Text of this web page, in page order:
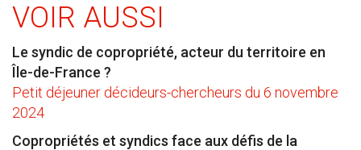
VOIR AUSSI
Le syndic de copropriété, acteur du territoire en
Île-de-France ?
Petit déjeuner décideurs-chercheurs du 6 novembre
2024
Copropriétés et syndics face aux défis de la